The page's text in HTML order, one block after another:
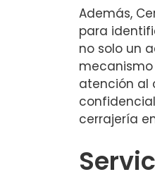
Además,
para
no solo un
atención al
cerrajería